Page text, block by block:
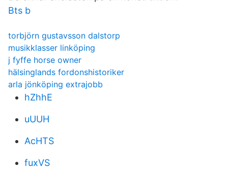
Bts b
torbjörn gustavsson dalstorp
musikklasser linköping
j fyffe horse owner
hälsinglands fordonshistoriker
arla jönköping extrajobb
hZhhE
uUUH
AcHTS
fuxVS